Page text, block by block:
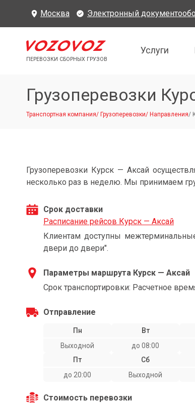
Москва Электронный
ПЕРЕВОЗКИ СБОРНЫХ ГРУЗОВ
Услуги
Грузоперевозки
Транспортная компания/ Грузоперевозки/ Направления/
Грузоперевозки Курск — Аксай
несколько раз в неделю. Мы принимаем
Срок доставки
Расписание рейсов Курск — Аксай
Клиентам доступны
двери до двери".
Параметры маршрута Курск — Аксай
Срок транспортировки: Расчетное
Отправление
Пн
Выходной
Вт
до 08:00
Пт
до 20:00
Сб
Выходной
Стоимость перевозки